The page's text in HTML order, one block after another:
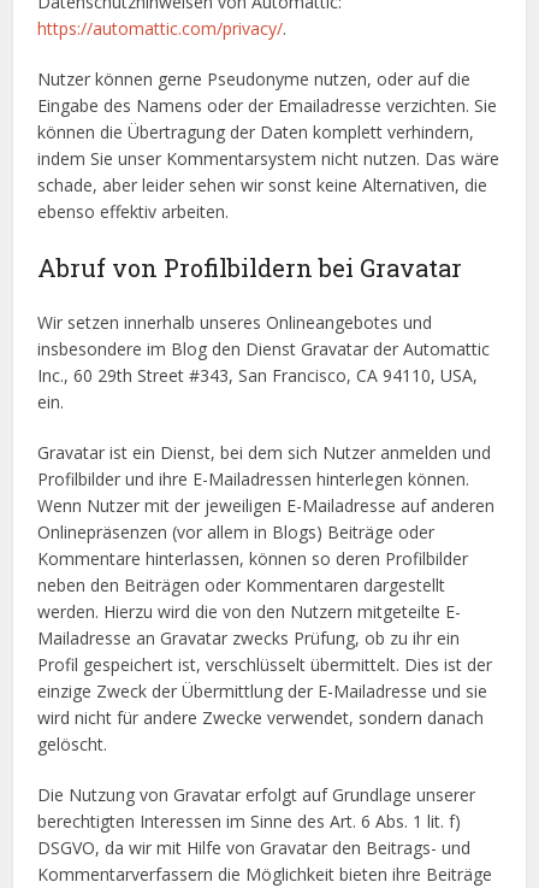
https://automattic.com/privacy/.
Nutzer können gerne Pseudonyme nutzen, oder auf die
Eingabe des Namens oder der Emailadresse verzichten. Sie
können die Übertragung der Daten komplett verhindern,
indem Sie unser Kommentarsystem nicht nutzen. Das wäre
schade, aber leider sehen wir sonst keine Alternativen, die
ebenso effektiv arbeiten.
Abruf von Profilbildern bei Gravatar
Wir setzen innerhalb unseres Onlineangebotes und
insbesondere im Blog den Dienst Gravatar der Automattic
Inc., 60 29th Street #343, San Francisco, CA 94110, USA,
ein.
Gravatar ist ein Dienst, bei dem sich Nutzer anmelden und
Profilbilder und ihre E-Mailadressen hinterlegen können.
Wenn Nutzer mit der jeweiligen E-Mailadresse auf anderen
Onlinepräsenzen (vor allem in Blogs) Beiträge oder
Kommentare hinterlassen, können so deren Profilbilder
neben den Beiträgen oder Kommentaren dargestellt
werden. Hierzu wird die von den Nutzern mitgeteilte E-
Mailadresse an Gravatar zwecks Prüfung, ob zu ihr ein
Profil gespeichert ist, verschlüsselt übermittelt. Dies ist der
einzige Zweck der Übermittlung der E-Mailadresse und sie
wird nicht für andere Zwecke verwendet, sondern danach
gelöscht.
Die Nutzung von Gravatar erfolgt auf Grundlage unserer
berechtigten Interessen im Sinne des Art. 6 Abs. 1 lit. f)
DSGVO, da wir mit Hilfe von Gravatar den Beitrags- und
Kommentarverfassern die Möglichkeit bieten ihre Beiträge